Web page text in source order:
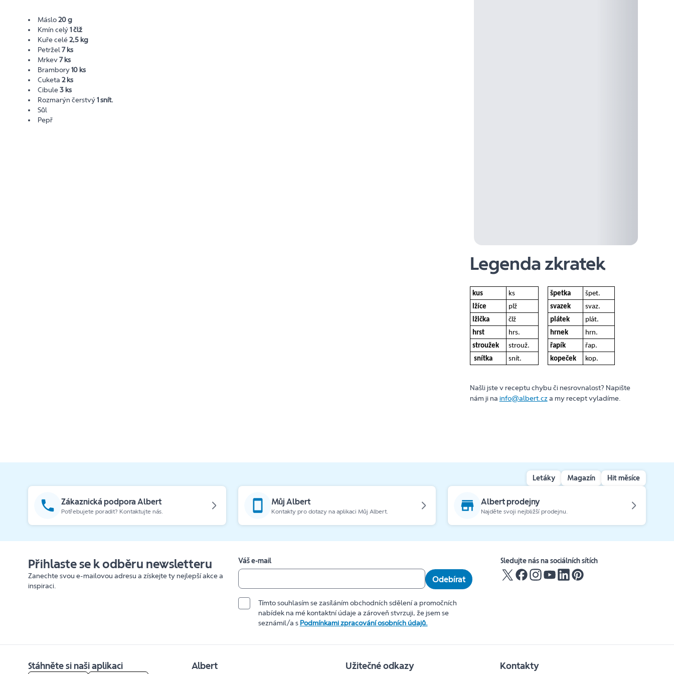
Máslo20 g
Kmín celý1 člž
Kuře celé2,5 kg
Petržel7 ks
Mrkev7 ks
Brambory10 ks
Cuketa2 ks
Cibule3 ks
Rozmarýn čerstvý1 snít.
Sůl
Pepř
Legenda zkratek
kus ks špetka
špet.
lžíce
plž svazek
svaz.
lžička
člž plátek
plát.
hrst
hrs. hrnek
hrn.
stroužek
strouž. řapík
řap.
snítka
snít. kopeček kop.
Našli jste v receptu chybu či nesrovnalost? Napište
nám ji na info@albert.cza my recept vyladíme.
Letáky Magazín Hit měsíce
Zákaznická podpora Albert
Potřebujete poradit? Kontaktujte nás.
Můj Albert
Kontakty pro dotazy na aplikaci Můj Albert.
Albert prodejny
Najděte svoji nejbližší prodejnu.
Přihlaste se k odběru newsletteru
Zanechte svou e-mailovou adresu a získejte ty nejlepší akce a
inspiraci.
Váš e-mail
Odebírat
Tímto souhlasím se zasíláním obchodních sdělení a promočních
nabídek na mé kontaktní údaje a zároveň stvrzuji, že jsem se
seznámil/a s Podmínkami zpracování osobních údajů.
Sledujte nás na sociálních sítích
Stáhněte si naši aplikaci Albert Užitečné odkazy Kontakty